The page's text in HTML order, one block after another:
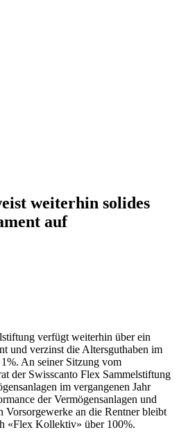
weiterhin solides
auf
verfügt weiterhin über ein
und verzinst die Altersguthaben im
An seiner Sitzung vom
der Swisscanto Flex Sammelstiftung
im vergangenen Jahr
der Vermögensanlagen und
Vorsorgewerke an die Rentner bleibt
«Flex Kollektiv» über 100%.